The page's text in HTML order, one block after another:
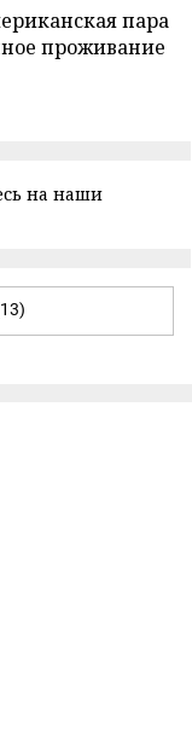
пара
проживание
на наши